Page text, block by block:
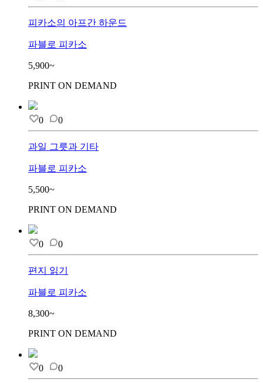
피카소의 아프간 하운드
파블로 피카소
5,900~
PRINT ON DEMAND
0 0
과일 그릇과 기타
파블로 피카소
5,500~
PRINT ON DEMAND
0 0
편지 읽기
파블로 피카소
8,300~
PRINT ON DEMAND
0 0